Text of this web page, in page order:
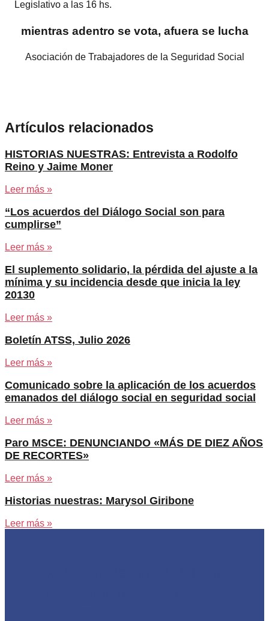
Legislativo a las 16 hs.
mientras adentro se vota, afuera se lucha
Asociación de Trabajadores de la Seguridad Social
Artículos relacionados
HISTORIAS NUESTRAS: Entrevista a Rodolfo
Reino y Jaime Moner
Leer más »
“Los acuerdos del Diálogo Social son para
cumplirse”
Leer más »
El suplemento solidario, la pérdida del ajuste a la
mínima y su incidencia desde que inicia la ley
20130
Leer más »
Boletín ATSS, Julio 2026
Leer más »
Comunicado sobre la aplicación de los acuerdos
emanados del diálogo social en seguridad social
Leer más »
Paro MSCE: DENUNCIANDO «MÁS DE DIEZ AÑOS
DE RECORTES»
Leer más »
Historias nuestras: Marysol Giribone
Leer más »